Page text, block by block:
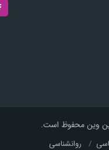
وین محفوظ است.
روانشناسی